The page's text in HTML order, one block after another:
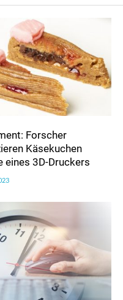
Forscher
Käsekuchen
eines 3D-Druckers